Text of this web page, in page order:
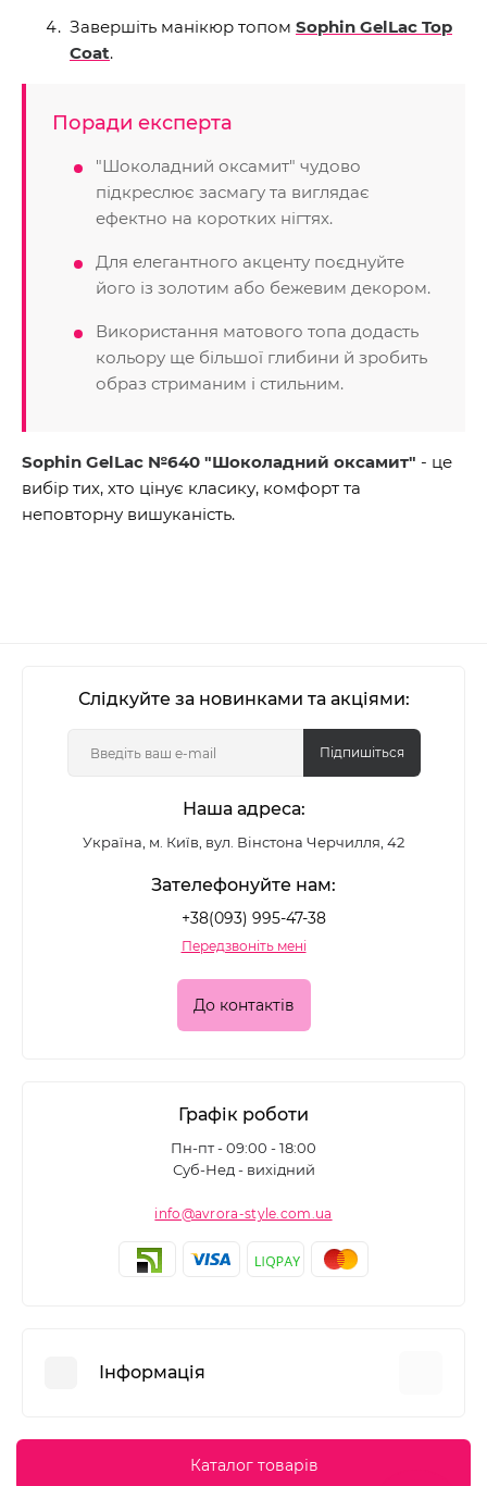
Завершіть манікюр топом Sophin GelLac Top
Coat.
Поради експерта
"Шоколадний оксамит" чудово
підкреслює засмагу та виглядає
ефектно на коротких нігтях.
Для елегантного акценту поєднуйте
його із золотим або бежевим декором.
Використання матового топа додасть
кольору ще більшої глибини й зробить
образ стриманим і стильним.
Sophin GelLac №640 "Шоколадний оксамит" - це
вибір тих, хто цінує класику, комфорт та
неповторну вишуканість.
Слідкуйте за новинками та акціями:
Підпишіться
Наша адреса:
Україна, м. Київ, вул. Вінстона Черчилля, 42
Зателефонуйте нам:
+38(093) 995-47-38
Передзвоніть мені
До контактів
Графік роботи
Пн-пт - 09:00 - 18:00
Суб-Нед - вихідний
info@avrora-style.com.ua
Інформація
Угода користувачаКаталог товарів